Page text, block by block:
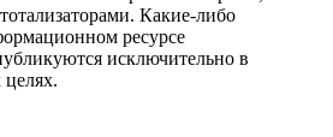
Какие-либо
ресурсе
исключительно в